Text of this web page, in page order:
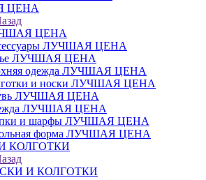
ЦЕНА
ЦЕНА
ЛУЧШАЯ ЦЕНА
ЛУЧШАЯ ЦЕНА
одежда ЛУЧШАЯ ЦЕНА
и носки ЛУЧШАЯ ЦЕНА
ЛУЧШАЯ ЦЕНА
ЛУЧШАЯ ЦЕНА
и шарфы ЛУЧШАЯ ЦЕНА
форма ЛУЧШАЯ ЦЕНА
КОЛГОТКИ
И КОЛГОТКИ